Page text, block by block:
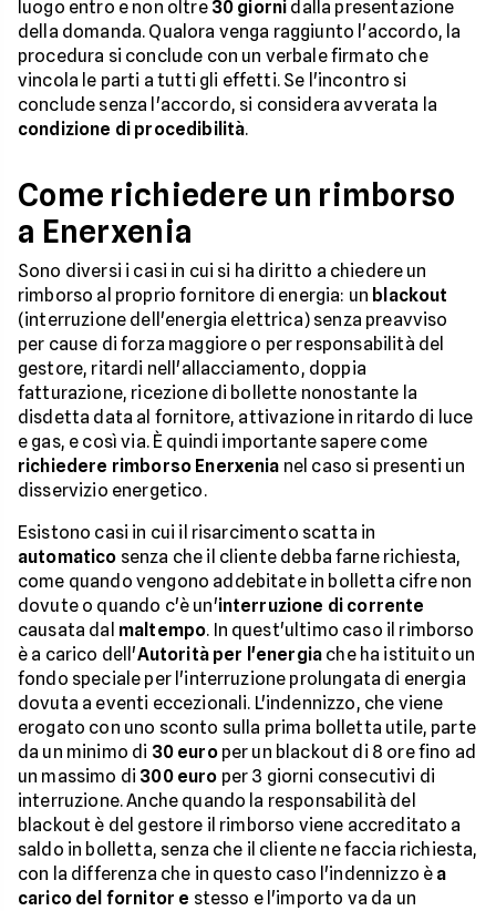
luogo entro e non oltre 30 giorni dalla presentazione
della domanda. Qualora venga raggiunto l'accordo, la
procedura si conclude con un verbale firmato che
vincola le parti a tutti gli effetti. Se l'incontro si
conclude senza l'accordo, si considera avverata la
condizione di procedibilità.
Come richiedere un rimborso
a Enerxenia
Sono diversi i casi in cui si ha diritto a chiedere un
rimborso al proprio fornitore di energia: un blackout
(interruzione dell'energia elettrica) senza preavviso
per cause di forza maggiore o per responsabilità del
gestore, ritardi nell'allacciamento, doppia
fatturazione, ricezione di bollette nonostante la
disdetta data al fornitore, attivazione in ritardo di luce
e gas, e così via. È quindi importante sapere come
richiedere rimborso Enerxenia nel caso si presenti un
disservizio energetico.
Esistono casi in cui il risarcimento scatta in
automatico senza che il cliente debba farne richiesta,
come quando vengono addebitate in bolletta cifre non
dovute o quando c'è un'interruzione di corrente
causata dal maltempo. In quest'ultimo caso il rimborso
è a carico dell'Autorità per l'energia che ha istituito un
fondo speciale per l'interruzione prolungata di energia
dovuta a eventi eccezionali. L'indennizzo, che viene
erogato con uno sconto sulla prima bolletta utile, parte
da un minimo di 30 europer un blackout di 8 ore fino ad
un massimo di 300 euro per 3 giorni consecutivi di
interruzione. Anche quando la responsabilità del
blackout è del gestore il rimborso viene accreditato a
saldo in bolletta, senza che il cliente ne faccia richiesta,
con la differenza che in questo caso l'indennizzo è a
carico del fornitor e stesso e l'importo va da un